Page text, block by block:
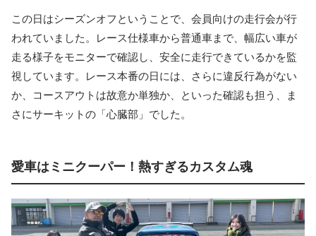
この日はシーズンオフということで、会員向けの走行会が行
われていました。レース仕様車から普通車まで、幅広い車が
走る様子をモニターで確認し、安全に走行できているかを監
視しています。レース本番の日には、さらに違反行為がない
か、コースアウトは故意か単独か、といった確認も担う、ま
さにサーキットの「心臓部」でした。
愛車はミニクーパー！熱すぎるカスタム魂